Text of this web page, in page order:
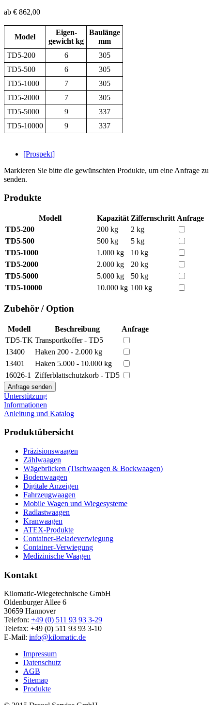
ab € 862,00
Model
Eigen-
gewicht kg
Baulänge
mm
TD5-200
6
305
TD5-500
6
305
TD5-1000
7
305
TD5-2000
7
305
TD5-5000
9
337
TD5-10000
9 337
[Prospekt]
Markieren Sie bitte die gewünschten Produkte, um eine Anfrage zu
senden.
Produkte
Modell Kapazität Ziffernschritt Anfrage
TD5-200
200 kg
2 kg
TD5-500
500 kg
5 kg
TD5-1000
1.000 kg
10 kg
TD5-2000
2.000 kg
20 kg
TD5-5000
5.000 kg
50 kg
TD5-10000
10.000 kg 100 kg
Zubehör / Option
Modell Beschreibung
Anfrage
TD5-TK Transportkoffer - TD5
13400
Haken 200 - 2.000 kg
13401
Haken 5.000 - 10.000 kg
16026-1
Zifferblattschutzkorb - TD5
Unterstützung
Informationen
Anleitung und Katalog
Produktübersicht
Präzisionswaagen
Zählwaagen
Wägebrücken (Tischwaagen & Bockwaagen)
Bodenwaagen
Digitale Anzeigen
Fahrzeugwaagen
Mobile Wagen und Wiegesysteme
Radlastwaagen
Kranwaagen
ATEX-Produkte
Container-Beladeverwiegung
Container-Verwiegung
Medizinische Waagen
Kontakt
Kilomatic-Wiegetechnische GmbH
Oldenburger Allee 6
30659 Hannover
Telefon: +49 (0) 511 93 93 3-29
Telefax: +49 (0) 511 93 93 3-10
E-Mail: info@kilomatic.de
Impressum
Datenschutz
AGB
Sitemap
Produkte